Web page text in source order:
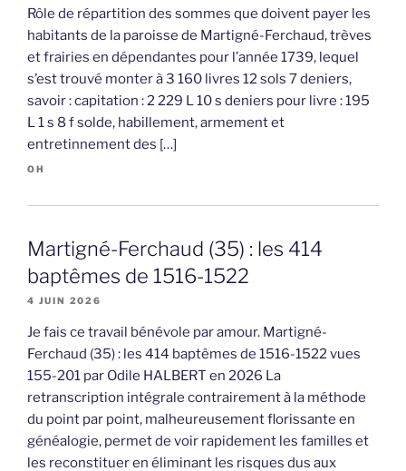
Rôle de répartition des sommes que doivent payer les
habitants de la paroisse de Martigné-Ferchaud, trèves
et frairies en dépendantes pour l’année 1739, lequel
s’est trouvé monter à 3 160 livres 12 sols 7 deniers,
savoir : capitation : 2 229 L 10 s deniers pour livre : 195
L 1 s 8 f solde, habillement, armement et
entretinnement des […]
OH
Martigné-Ferchaud (35) : les 414
baptêmes de 1516-1522
4 JUIN 2026
Je fais ce travail bénévole par amour. Martigné-
Ferchaud (35) : les 414 baptêmes de 1516-1522 vues
155-201 par Odile HALBERT en 2026 La
retranscription intégrale contrairement à la méthode
du point par point, malheureusement florissante en
généalogie, permet de voir rapidement les familles et
les reconstituer en éliminant les risques dus aux